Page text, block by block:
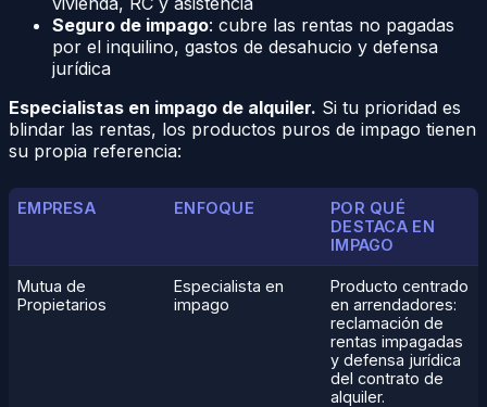
Seguro de impago: cubre las rentas no pagadas
por el inquilino, gastos de desahucio y defensa
jurídica
Especialistas en impago de alquiler. Si tu prioridad es
blindar las rentas, los productos puros de impago tienen
su propia referencia:
EMPRESA ENFOQUE
POR QUÉ
DESTACA EN
IMPAGO
Mutua de
Propietarios
Especialista en
impago
Producto centrado
en arrendadores:
reclamación de
rentas impagadas
y defensa jurídica
del contrato de
alquiler.